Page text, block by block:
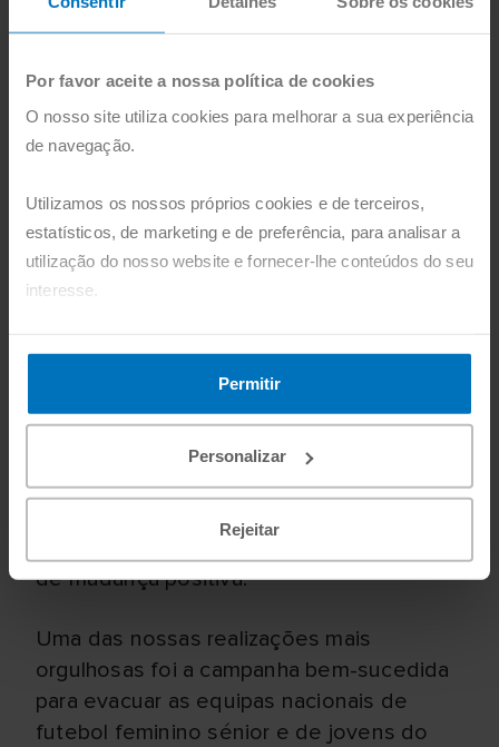
Por favor aceite a nossa política de cookies
O nosso site utiliza cookies para melhorar a sua experiência
de navegação.
Utilizamos os nossos próprios cookies e de terceiros,
estatísticos, de marketing e de preferência, para analisar a
utilização do nosso website e fornecer-lhe conteúdos do seu
interesse.
"Aceitar". Pode também recusá-los, configurá-los e obter
Permitir
Personalizar
Rejeitar
desportivas a mulheres e raparigas
refugiadas, ajudando-as a integrarem-se
nas suas novas casas na União Europeia,
no Médio Oriente. A organização promove
um forte ecossistema de irmandade,
ligando mulheres de todo o mundo.
francas, corajosas e rebeldes.
Defendemos os direitos humanos,
denunciamos a injustiça e amplificamos as
vozes daqueles que não podem falar por
si próprios. Desafiando o status quo,
experimentando e abraçando as nossas
diferenças, orgulhamo-nos de ser agentes
de mudança positiva.
Uma das nossas realizações mais
orgulhosas foi a campanha bem-sucedida
para evacuar as equipas nacionais de
futebol feminino sénior e de jovens do